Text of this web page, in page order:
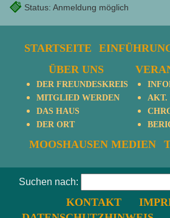
Status: Anmeldung möglich
STARTSEITE
ÜBER UNS
DER FREUNDESKREIS
MITGLIED WERDEN
DAS HAUS
DER ORT
AKT.
MOOSHAUSEN MEDIEN
Suchen nach:
KONTAKT